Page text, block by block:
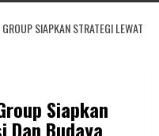
SIAPKAN STRATEGI LEWAT
Siapkan
Dan Budaya